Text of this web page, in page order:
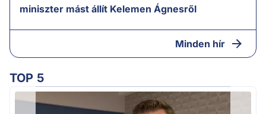
miniszter mást állít Kelemen Ágnesről
Minden hír
TOP 5